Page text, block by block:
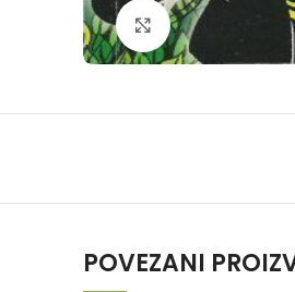
Klikni da povečaš
POVEZANI